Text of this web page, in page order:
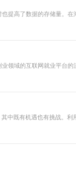
提高了数据的存储量。
域的互联网就业平台的
既有机遇也有挑战。